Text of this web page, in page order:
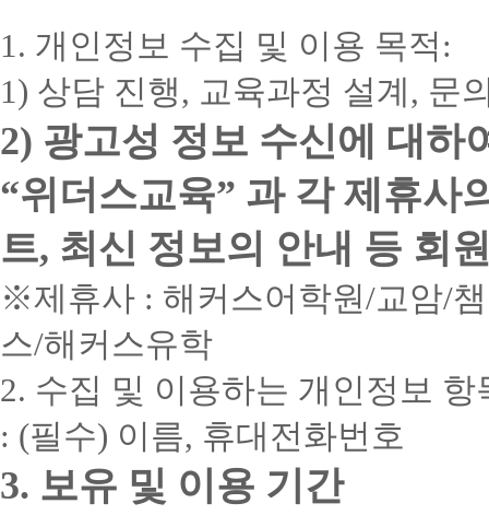
1. 개인정보 수집 및 이용 목적:
1) 상담 진행, 교육과정 설계, 문
2) 광고성 정보 수신에 대하
“위더스교육” 과 각 제휴사
트, 최신 정보의 안내 등 회
※제휴사 : 해커스어학원/교암/
스/해커스유학
2. 수집 및 이용하는 개인정보 항
: (필수) 이름, 휴대전화번호
3. 보유 및 이용 기간